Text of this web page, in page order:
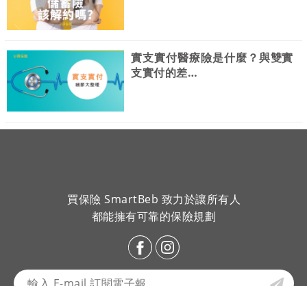
實支實付醫療險是什麼？與雙實
支實付的差…
買保險 SmartBeb 致力於讓所有人
都能擁有可靠的保險規劃